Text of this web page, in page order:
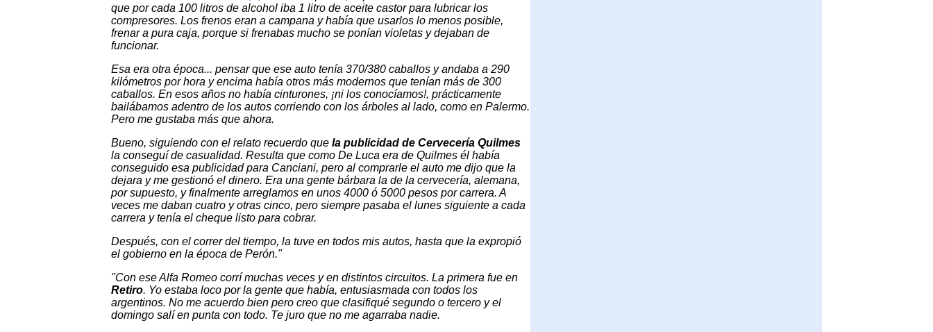
que por cada 100 litros de alcohol iba 1 litro de aceite castor para lubricar los
compresores. Los frenos eran a campana y había que usarlos lo menos posible,
frenar a pura caja, porque si frenabas mucho se ponían violetas y dejaban de
funcionar.
Esa era otra época... pensar que ese auto tenía 370/380 caballos y andaba a 290
kilómetros por hora y encima había otros más modernos que tenían más de 300
caballos. En esos años no había cinturones, ¡ni los conocíamos!, prácticamente
bailábamos adentro de los autos corriendo con los árboles al lado, como en Palermo.
Pero me gustaba más que ahora.
Bueno, siguiendo con el relato recuerdo que la publicidad de Cervecería Quilmes
la conseguí de casualidad. Resulta que como De Luca era de Quilmes él había
conseguido esa publicidad para Canciani, pero al comprarle el auto me dijo que la
dejara y me gestionó el dinero. Era una gente bárbara la de la cervecería, alemana,
por supuesto, y finalmente arreglamos en unos 4000 ó 5000 pesos por carrera. A
veces me daban cuatro y otras cinco, pero siempre pasaba el lunes siguiente a cada
carrera y tenía el cheque listo para cobrar.
Después, con el correr del tiempo, la tuve en todos mis autos, hasta que la expropió
el gobierno en la época de Perón."
"Con ese Alfa Romeo corrí muchas veces y en distintos circuitos. La primera fue en
Retiro. Yo estaba loco por la gente que había, entusiasmada con todos los
argentinos. No me acuerdo bien pero creo que clasifiqué segundo o tercero y el
domingo salí en punta con todo. Te juro que no me agarraba nadie.